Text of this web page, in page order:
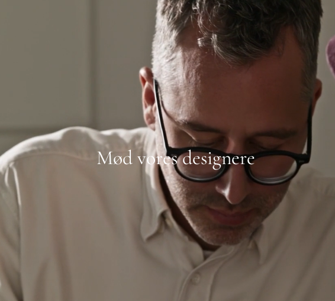
Mød vores designere